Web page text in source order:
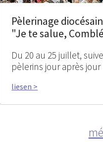
Pèlerinage
"Je te salue,
Du 20 au 25 juillet,
pèlerins jour après jour
liesen >